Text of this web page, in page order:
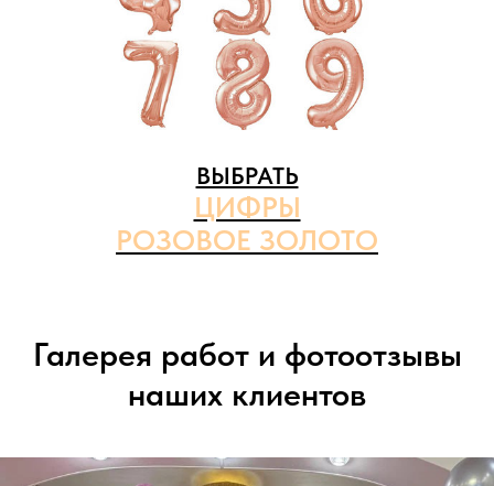
ВЫБРАТЬ
ЦИФРЫ
РОЗОВОЕ ЗОЛОТО
Галерея работ и фотоотзывы
наших клиентов